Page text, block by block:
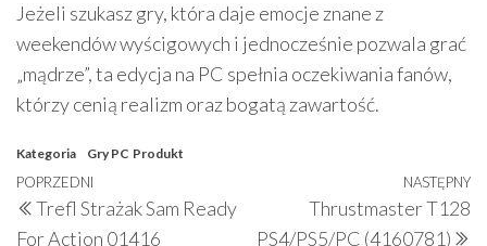
Jeżeli szukasz gry, która daje emocje znane z
weekendów wyścigowych i jednocześnie pozwala grać
„mądrze”, ta edycja na PC spełnia oczekiwania fanów,
którzy cenią realizm oraz bogatą zawartość.
Kategoria Gry PC Produkt
Nawigacja
wpisu
Poprzedni
wpis
POPRZEDNI
Trefl Strażak Sam Ready
For Action 01416
NASTĘPNY
Thrustmaster T128
PS4/PS5/PC (4160781)